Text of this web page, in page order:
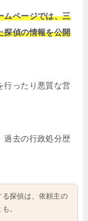
ムページでは、三
探偵の情報を公開
行ったり悪質な営
過去の行政処分歴
探偵は、依頼主の
。